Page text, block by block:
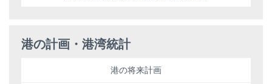
港の計画・港湾統計
港の将来計画